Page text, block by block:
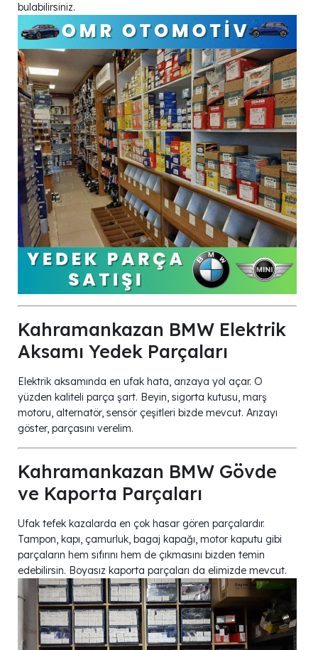
bulabilirsiniz.
Kahramankazan BMW Elektrik
Aksamı Yedek Parçaları
Elektrik aksamında en ufak hata, arızaya yol açar. O
yüzden kaliteli parça şart. Beyin, sigorta kutusu, marş
motoru, alternatör, sensör çeşitleri bizde mevcut. Arızayı
göster, parçasını verelim.
Kahramankazan BMW Gövde
ve Kaporta Parçaları
Ufak tefek kazalarda en çok hasar gören parçalardır.
Tampon, kapı, çamurluk, bagaj kapağı, motor kaputu gibi
parçaların hem sıfırını hem de çıkmasını bizden temin
edebilirsin. Boyasız kaporta parçaları da elimizde mevcut.